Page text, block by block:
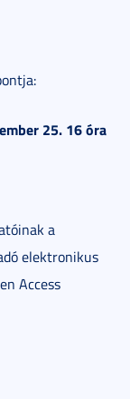
25. 16 óra
a
elektronikus
Access